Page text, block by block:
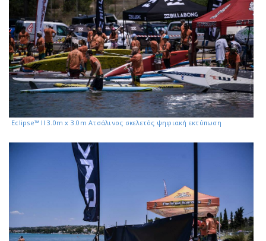
Eclipse™ II 3.0m x 3.0m Ατσάλινος σκελετός ψηφιακή εκτύπωση